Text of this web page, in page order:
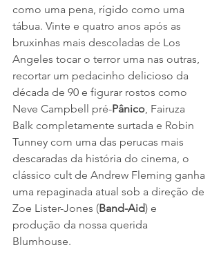
como uma pena, rígido como uma
tábua. Vinte e quatro anos após as
bruxinhas mais descoladas de Los
Angeles tocar o terror uma nas outras,
recortar um pedacinho delicioso da
década de 90 e figurar rostos como
Neve Campbell pré-Pânico, Fairuza
Balk completamente surtada e Robin
Tunney com uma das perucas mais
descaradas da história do cinema, o
clássico cult de Andrew Fleming ganha
uma repaginada atual sob a direção de
Zoe Lister-Jones (Band-Aid) e
produção da nossa querida
Blumhouse.